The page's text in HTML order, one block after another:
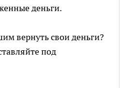
деньги.
вернуть свои деньги?
под